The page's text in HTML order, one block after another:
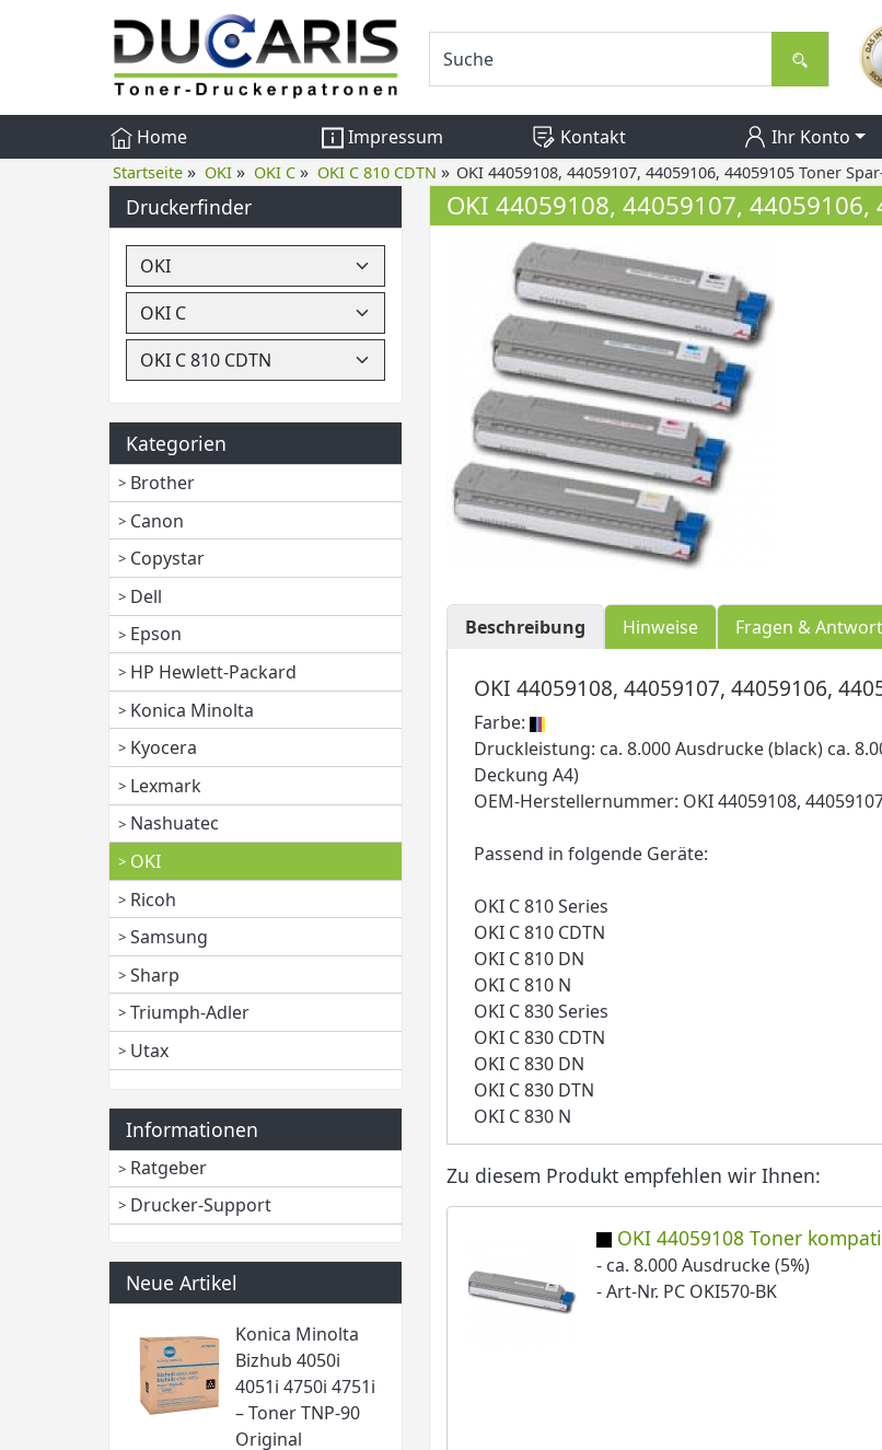
Home Impressum Kontakt Ihr Konto
Startseite » OKI » OKI C » OKI C 810 CDTN » OKI 44059108, 44059107, 44059106, 44059105 Toner
Druckerfinder
Kategorien
Brother
Canon
Copystar
Dell
Epson
HP Hewlett-Packard
Konica Minolta
Kyocera
Lexmark
Nashuatec
OKI
Ricoh
Samsung
Sharp
Triumph-Adler
Utax
Informationen
Ratgeber
Drucker-Support
Neue Artikel
Konica Minolta
Bizhub 4050i
4051i 4750i 4751i
– Toner TNP-90
Original
OKI 44059108, 44059107,
Beschreibung Hinweise Fragen &
OKI 44059108, 44059107, 44059106,
Farbe:
Druckleistung: ca. 8.000 Ausdrucke (black) ca.
Deckung A4)
OEM-Herstellernummer: OKI 44059108,
Passend in folgende Geräte:
OKI C 810 Series
OKI C 810 CDTN
OKI C 810 DN
OKI C 810 N
OKI C 830 Series
OKI C 830 CDTN
OKI C 830 DN
OKI C 830 DTN
OKI C 830 N
Zu diesem Produkt empfehlen wir Ihnen:
OKI 44059108 Toner
- ca. 8.000 Ausdrucke (5%)
- Art-Nr. PC OKI570-BK